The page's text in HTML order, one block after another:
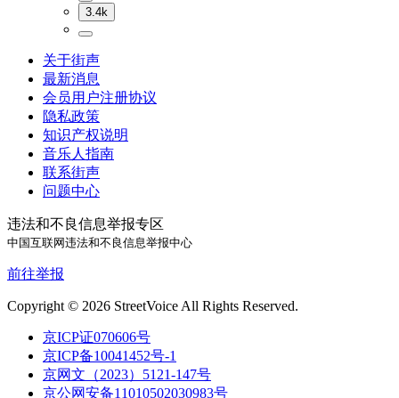
3.4k
关于街声
最新消息
会员用户注册协议
隐私政策
知识产权说明
音乐人指南
联系街声
问题中心
违法和不良信息举报专区
中国互联网违法和不良信息举报中心
前往举报
Copyright © 2026 StreetVoice All Rights Reserved.
京ICP证070606号
京ICP备10041452号-1
京网文（2023）5121-147号
京公网安备11010502030983号